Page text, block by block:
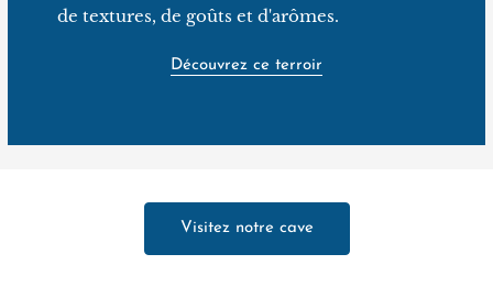
de textures, de goûts et d'arômes.
Découvrez ce terroir
Visitez notre cave